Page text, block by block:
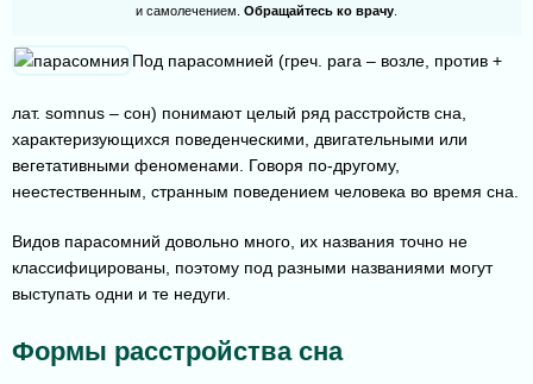
и самолечением. Обращайтесь ко врачу
Под парасомнией (греч. para – возле, против +
лат. somnus – сон) понимают целый ряд расстройств сна,
характеризующихся поведенческими, двигательными или
вегетативными феноменами. Говоря по-другому,
неестественным, странным поведением человека во время сна.
Видов парасомний довольно много, их названия точно не
классифицированы, поэтому под разными названиями могут
выступать одни и те недуги.
Формы расстройства сна